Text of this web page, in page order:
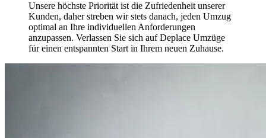
Unsere höchste Priorität ist die Zufriedenheit unserer
Kunden, daher streben wir stets danach, jeden Umzug
optimal an Ihre individuellen Anforderungen
anzupassen. Verlassen Sie sich auf Deplace Umzüge
für einen entspannten Start in Ihrem neuen Zuhause.